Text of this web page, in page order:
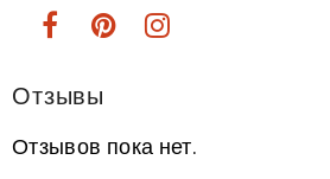
Отзывы
Отзывов пока нет.